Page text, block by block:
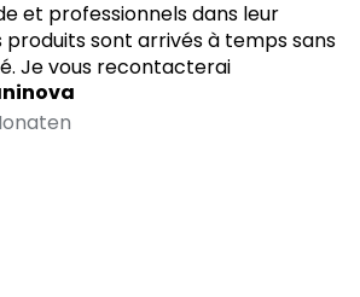
et professionnels dans leur
produits sont arrivés à temps sans
Je vous recontacterai